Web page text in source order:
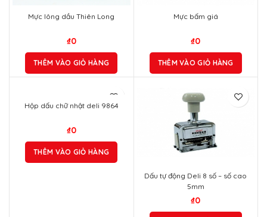
Mực lông dầu Thiên Long
₫0
THÊM VÀO GIỎ HÀNG
Mực bấm giá
₫0
THÊM VÀO GIỎ HÀNG
Hộp dấu chữ nhật deli 9864
₫0
THÊM VÀO GIỎ HÀNG
Dấu tự động Deli 8 số – số cao
5mm
₫0